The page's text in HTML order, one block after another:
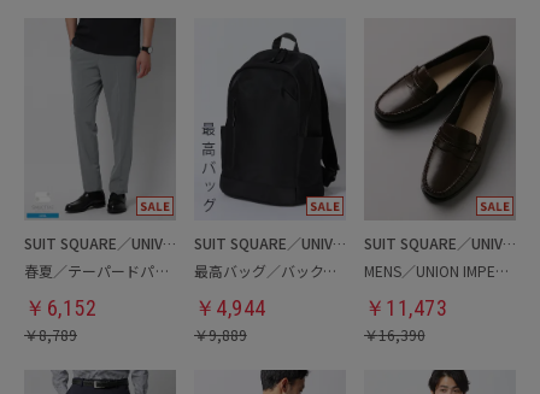
SUIT SQUARE／UNIVERSAL LANGUAGE
春夏／テーパードパンツ
￥ 6,152
￥8,789
SUIT SQUARE／UNIVERSAL LANGUAGE
最高バッグ／バックパック
￥ 4,944
￥9,889
SUIT SQUARE／UNIVERSAL LANGUAGE
MENS／UNION IMPERIAL監修／コインローファー
￥ 11,473
￥16,390